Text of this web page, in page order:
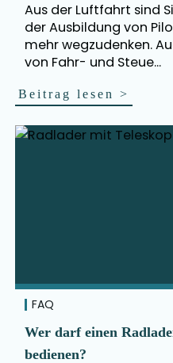
Aus der Luftfahrt sind
der Ausbildung von
mehr wegzudenken.
von Fahr- und Steue...
Beitrag lesen>
FAQ
Wer darf einen
bedienen?